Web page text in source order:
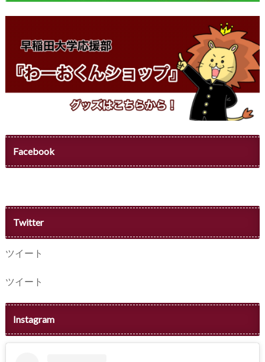
Facebook
Twitter
ツイート
ツイート
Instagram